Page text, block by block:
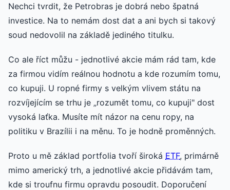
Nechci tvrdit, že Petrobras je dobrá nebo špatná
investice. Na to nemám dost dat a ani bych si takový
soud nedovolil na základě jediného titulku.
Co ale říct můžu - jednotlivé akcie mám rád tam, kde
za firmou vidím reálnou hodnotu a kde rozumím tomu,
co kupuji. U ropné firmy s velkým vlivem státu na
rozvíjejícím se trhu je „rozumět tomu, co kupuji" dost
vysoká laťka. Musíte mít názor na cenu ropy, na
politiku v Brazílii i na měnu. To je hodně proměnných.
Proto u mě základ portfolia tvoří široká ETF, primárně
mimo americký trh, a jednotlivé akcie přidávám tam,
kde si troufnu firmu opravdu posoudit. Doporučení